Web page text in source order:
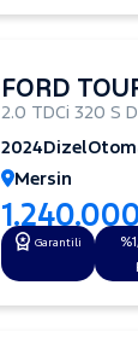
FORD
2.0 TDCi 320 S
2024Dizel
Mersin
Garantili